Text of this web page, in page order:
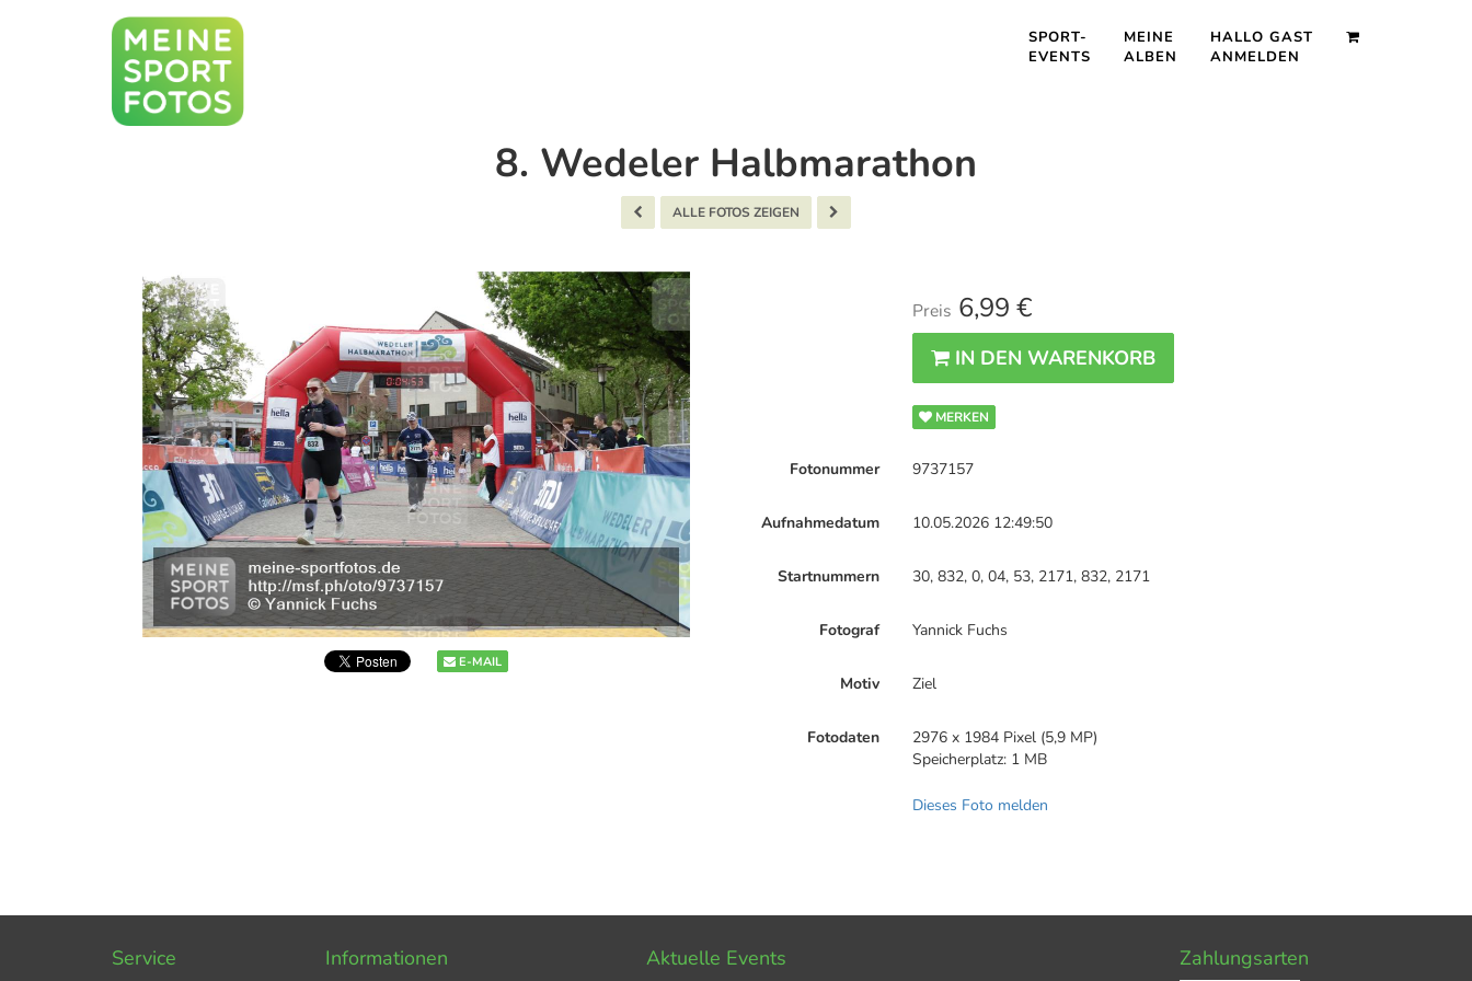
SPORT-
EVENTS
MEINE
ALBEN
HALLO GAST
ANMELDEN
8. Wedeler Halbmarathon
ALLE FOTOS ZEIGEN
E-MAIL
Preis 6,99 €
IN DEN WARENKORB
MERKEN
Fotonummer 9737157
Aufnahmedatum 10.05.2026 12:49:50
Startnummern 30, 832, 0, 04, 53, 2171, 832, 2171
Fotograf Yannick Fuchs
Motiv Ziel
Fotodaten
2976 x 1984 Pixel (5,9 MP)
Speicherplatz: 1 MB
Dieses Foto melden
Service Informationen Aktuelle Events Zahlungsarten